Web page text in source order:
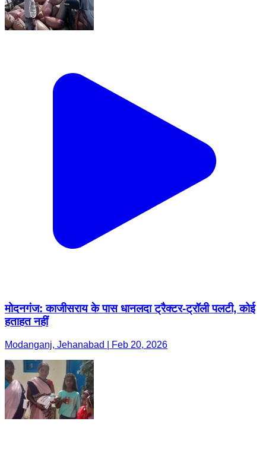
मोदनगंज: काजीसराय के पास धानलदा ट्रैक्टर-ट्रॉली पलटी, कोई
हताहत नहीं
Modanganj, Jehanabad | Feb 20, 2026